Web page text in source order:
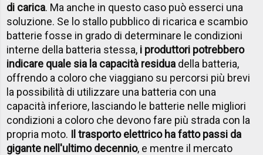
di carica. Ma anche in questo caso può esserci una
soluzione. Se lo stallo pubblico di ricarica e scambio
batterie fosse in grado di determinare le condizioni
interne della batteria stessa, i produttori potrebbero
indicare quale sia la capacità residua della batteria,
offrendo a coloro che viaggiano su percorsi più brevi
la possibilità di utilizzare una batteria con una
capacità inferiore, lasciando le batterie nelle migliori
condizioni a coloro che devono fare più strada con la
propria moto. Il trasporto elettrico ha fatto passi da
gigante nell'ultimo decennio, e mentre il mercato